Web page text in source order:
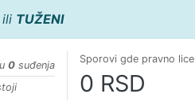
ili TUŽENI
0 suđenja
Sporovi gde pravno lice
0 RSD